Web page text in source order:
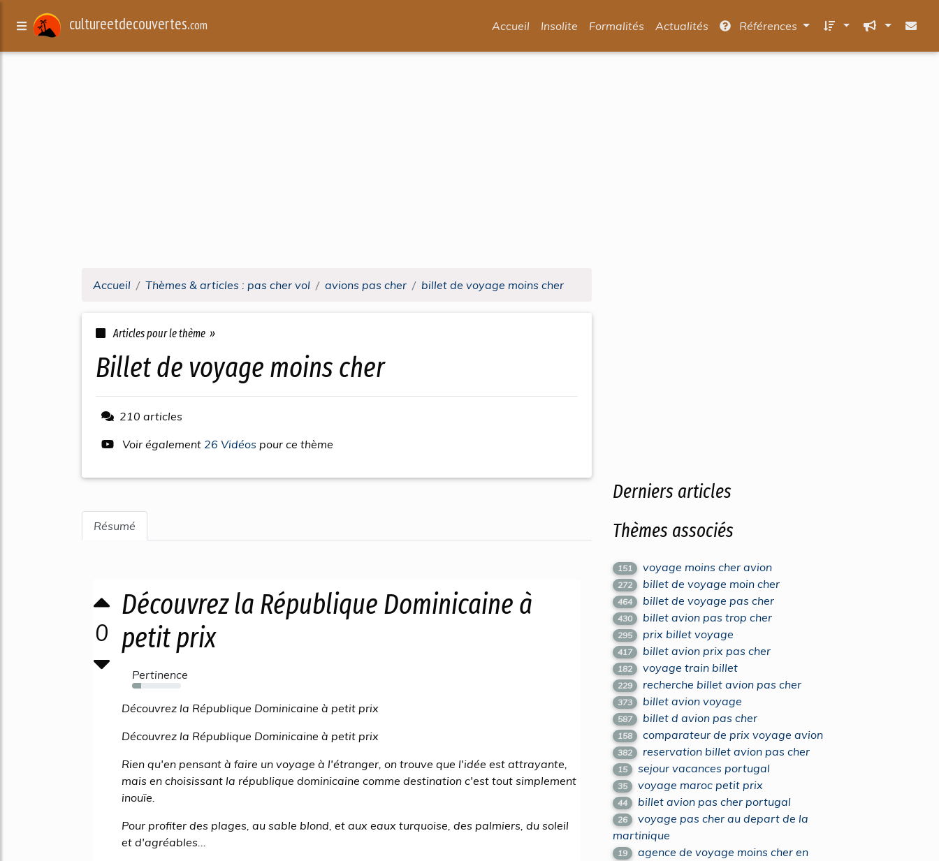
cultureetdecouvertes.com Accueil Insolite Formalités Actualités Références
Accueil Thèmes & articles : pas cher vol avions pas cher billet de voyage moins cher
Articles pour le thème »
billet de voyage moins cher
210 articles
Voir également 26 Vidéos pour ce thème
Résumé
0
Découvrez la République Dominicaine à
petit prix
Pertinence
18%
Découvrez la République Dominicaine à petit prix
Découvrez la République Dominicaine à petit prix
Rien qu'en pensant à faire un voyage à l'étranger, on trouve que l'idée est attrayante,
mais en choisissant la république dominicaine comme destination c'est tout simplement
inouïe.
Pour profiter des plages, au sable blond, et aux eaux turquoise, des palmiers, du soleil
et d'agréables...
Derniers articles
Thèmes associés
151 voyage moins cher avion
272 billet de voyage moin cher
464 billet de voyage pas cher
430 billet avion pas trop cher
295 prix billet voyage
417 billet avion prix pas cher
182 voyage train billet
229 recherche billet avion pas cher
373 billet avion voyage
587 billet d avion pas cher
158 comparateur de prix voyage avion
382 reservation billet avion pas cher
15 sejour vacances portugal
35 voyage maroc petit prix
44 billet avion pas cher portugal
26
voyage pas cher au depart de la
martinique
19
agence de voyage moins cher en